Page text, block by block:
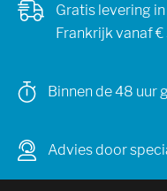
Gratis levering
Frankrijk vanaf
Binnen de 48 uur
Advies door